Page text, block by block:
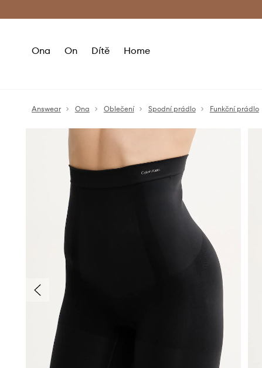
Doručení a
Ona On Dítě Home
Answear Ona Oblečení Spodní prádlo Funkční prádlo